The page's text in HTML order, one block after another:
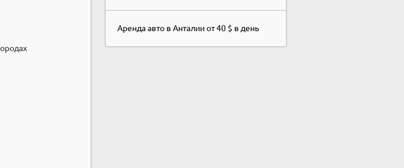
Аренда авто в Анталии от 40 $ в день